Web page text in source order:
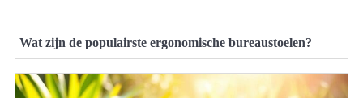
Wat zijn de populairste ergonomische bureaustoelen?